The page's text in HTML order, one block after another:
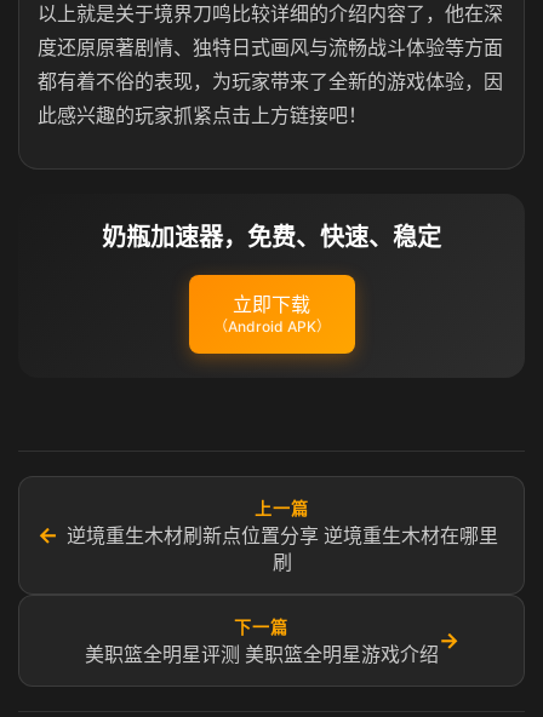
以上就是关于境界刀鸣比较详细的介绍内容了，他在深
度还原原著剧情、独特日式画风与流畅战斗体验等方面
都有着不俗的表现，为玩家带来了全新的游戏体验，因
此感兴趣的玩家抓紧点击上方链接吧！
奶瓶加速器，免费、快速、稳定
立即下载
（Android APK）
←
上一篇
逆境重生木材刷新点位置分享 逆境重生木材在哪里
刷
下一篇
美职篮全明星评测 美职篮全明星游戏介绍
→